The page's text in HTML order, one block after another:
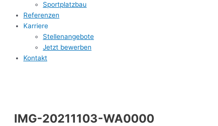
Sportplatzbau
Referenzen
Karriere
Stellenangebote
Jetzt bewerben
Kontakt
IMG-20211103-WA0000